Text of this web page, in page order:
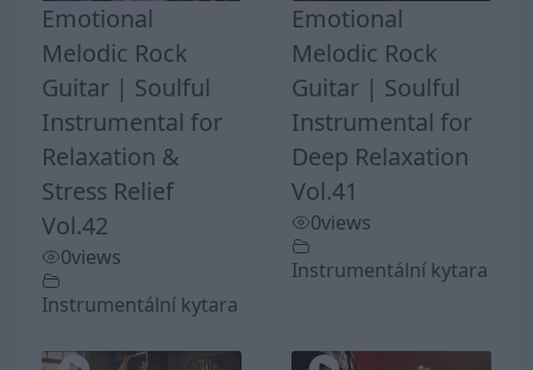
Emotional
Melodic Rock
Guitar | Soulful
Instrumental for
Relaxation &
Stress Relief
Vol.42
0views
Instrumentální kytara
Emotional
Melodic Rock
Guitar | Soulful
Instrumental for
Deep Relaxation
Vol.41
0views
Instrumentální kytara